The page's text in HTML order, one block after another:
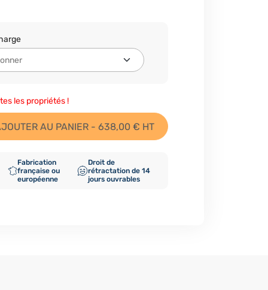
les propriétés !
AU PANIER - 638,00 € HT
Fabrication
française ou
européenne
Droit de
rétractation de 14
jours ouvrables